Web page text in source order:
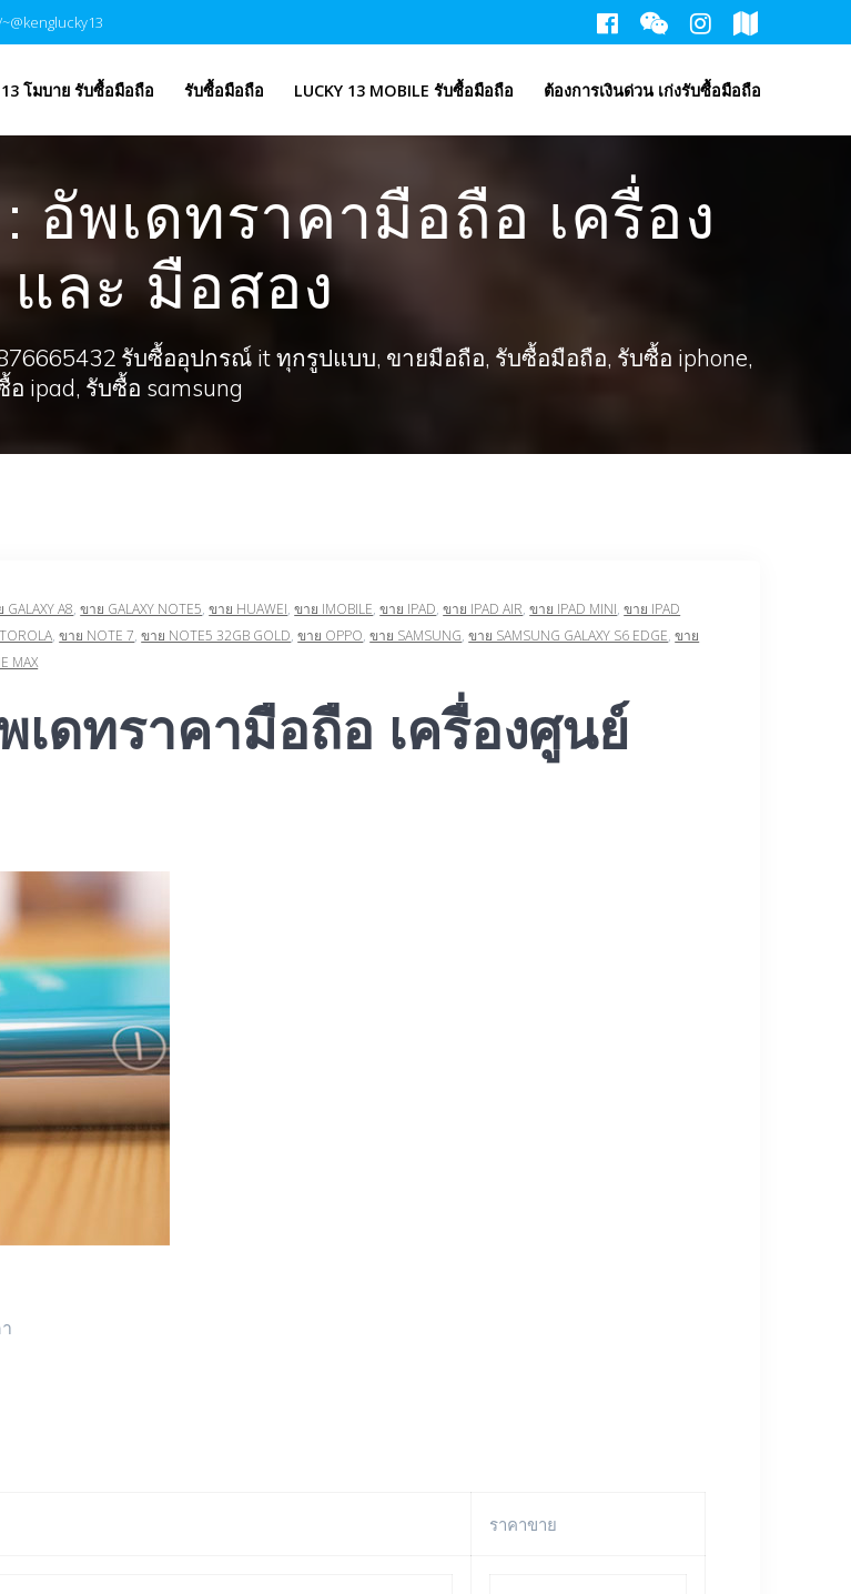
โมบาย รับซื้อมือถือ รับซื้อมือถือ LUCKY 13 MOBILE รับซื้อมือถือ ต้องการเงินด่วน เก่งรับซื้อมือถือ
อัพเดทราคามือถือ เครื่อง
ละ มือสอง
รับซื้ออุปกรณ์ it ทุกรูปแบบ, ขายมือถือ, รับซื้อมือถือ, รับซื้อ iphone,
อ ipad, รับซื้อ samsung
GALAXY A8,ขาย GALAXY NOTE5,ขาย HUAWEI,ขาย IMOBILE,ขาย IPAD,ขาย IPAD AIR,ขาย IPAD MINI,ขาย IPAD
,ขาย NOTE 7,ขาย NOTE5 32GB GOLD,ขาย OPPO,ขาย SAMSUNG,ขาย SAMSUNG GALAXY S6 EDGE,ขาย
MAX
ดทราคามือถือ เครื่องศูนย์
ราคาขาย